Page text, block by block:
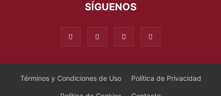
SÍGUENOS
Términos y Condiciones de Uso Política de Privacidad